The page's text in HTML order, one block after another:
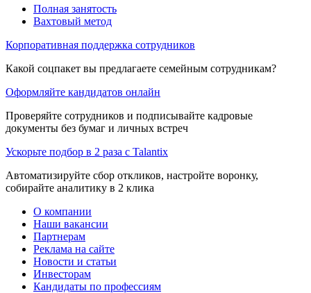
Полная занятость
Вахтовый метод
Корпоративная поддержка сотрудников
Какой соцпакет вы предлагаете семейным сотрудникам?
Оформляйте кандидатов онлайн
Проверяйте сотрудников и подписывайте кадровые
документы без бумаг и личных встреч
Ускорьте подбор в 2 раза с Talantix
Автоматизируйте сбор откликов, настройте воронку,
собирайте аналитику в 2 клика
О компании
Наши вакансии
Партнерам
Реклама на сайте
Новости и статьи
Инвесторам
Кандидаты по профессиям